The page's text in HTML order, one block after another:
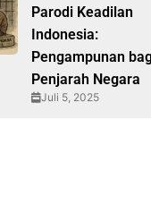
Parodi Keadilan
Indonesia:
Pengampunan
Penjarah Negara
Juli 5, 2025